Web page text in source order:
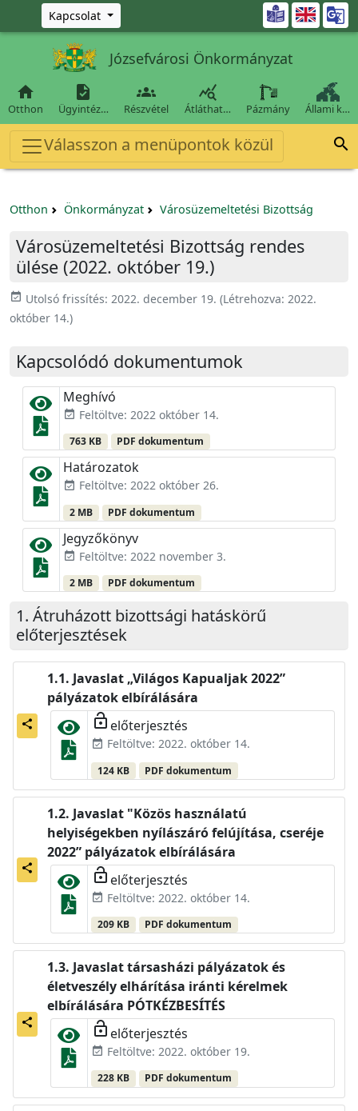
Ugrás a fő tartalomra
Kapcsolat 
Józsefvárosi Önkormányzat

Otthon

Ügyintéz…

Részvétel

Átláthat… Pázmány Állami k…
Válasszon a menüpontok közül 
Otthon Önkormányzat Városüzemeltetési Bizottság
Városüzemeltetési Bizottság rendes
ülése (2022. október 19.)
event_available Utolsó frissítés: 2022. december 19. (Létrehozva: 2022.
október 14.)
Kapcsolódó dokumentumok
Meghívó
event_available Feltöltve: 2022 október 14.
763 KB PDF dokumentum
Határozatok
event_available Feltöltve: 2022 október 26.
2 MB PDF dokumentum
Jegyzőkönyv
event_available Feltöltve: 2022 november 3.
2 MB PDF dokumentum
Átruházott bizottsági hatáskörű
előterjesztések
share
Javaslat „Világos Kapualjak 2022”
pályázatok elbírálására
lock_open előterjesztés
event_available Feltöltve: 2022. október 14.
124 KB PDF dokumentum
share
Javaslat "Közös használatú
helyiségekben nyílászáró felújítása, cseréje
2022” pályázatok elbírálására
lock_open előterjesztés
event_available Feltöltve: 2022. október 14.
209 KB PDF dokumentum
share
Javaslat társasházi pályázatok és
életveszély elhárítása iránti kérelmek
elbírálására PÓTKÉZBESÍTÉS
lock_open előterjesztés
event_available Feltöltve: 2022. október 19.
228 KB PDF dokumentum